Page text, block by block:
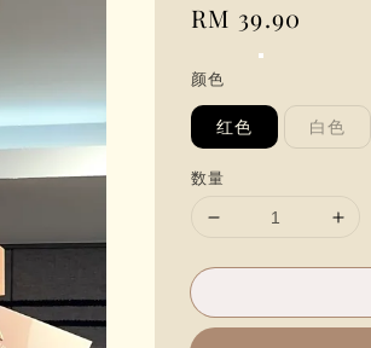
Regular
RM 39.90
颜色
红色 白色
数量